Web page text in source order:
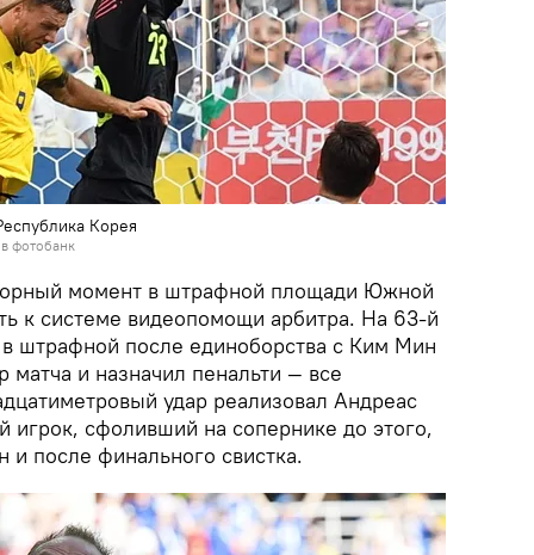
Корея
фотобанк
момент в штрафной площади Южной
к системе видеопомощи арбитра. На 63-й
штрафной после единоборства с Ким Мин
матча и назначил пенальти — все
удар реализовал Андреас
игрок, сфоливший на сопернике до этого,
после финального свистка.